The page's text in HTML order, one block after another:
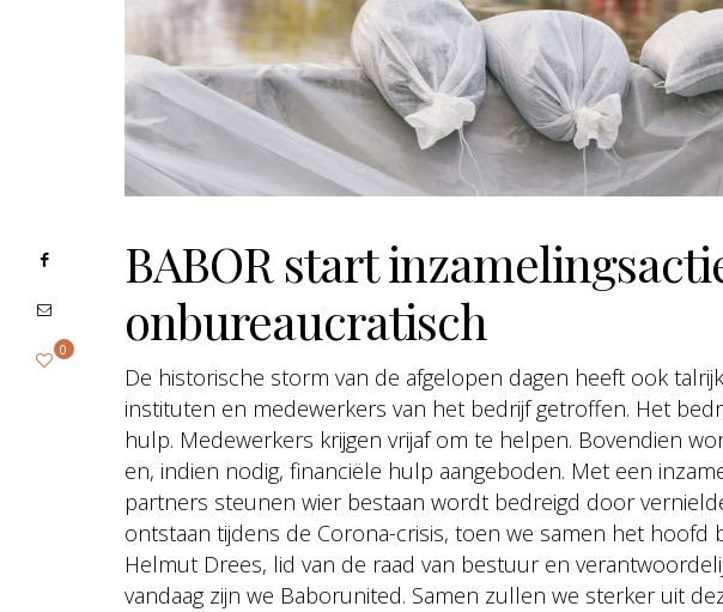
BABOR start
onbureaucratisch
De historische storm van de afgelopen dagen heeft ook
instituten en medewerkers van het bedrijf getroffen. Het
hulp. Medewerkers krijgen vrijaf om te helpen. Bovendien
en, indien nodig, financiële hulp aangeboden. Met een
partners steunen wier bestaan wordt bedreigd door
ontstaan tijdens de Corona-crisis, toen we samen het hoofd
Helmut Drees, lid van de raad van bestuur en
vandaag zijn we Baborunited. Samen zullen we sterker uit
0